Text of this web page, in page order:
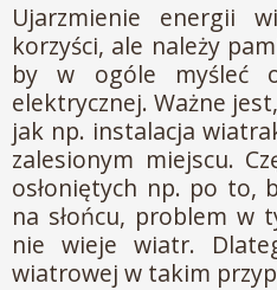
Ujarzmienie energii
korzyści, ale należy
by w ogóle myśleć
elektrycznej. Ważne
jak np. instalacja
zalesionym miejscu.
osłoniętych np. po to,
na słońcu, problem w
nie wieje wiatr.
wiatrowej w takim